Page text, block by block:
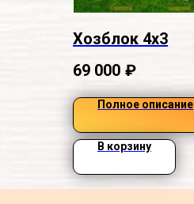
Хозблок 4х3
69 000 ₽
Полное описание
В корзину